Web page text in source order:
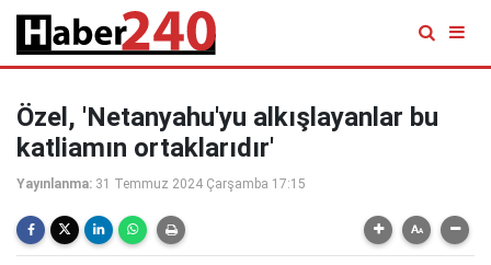
Özel, 'Netanyahu'yu alkışlayanlar bu
katliamın ortaklarıdır'
Yayınlanma: 31 Temmuz 2024 Çarşamba 17:15